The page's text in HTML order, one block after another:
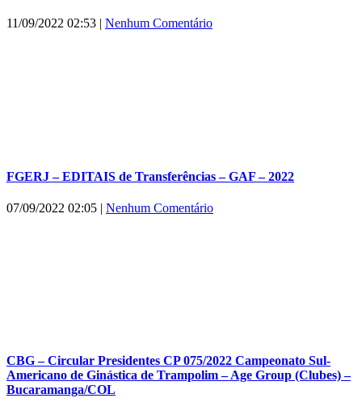
11/09/2022 02:53 Nenhum Comentário
FGERJ – EDITAIS de Transferências – GAF – 2022
07/09/2022 02:05 | Nenhum Comentário
CBG – Circular Presidentes CP 075/2022 Campeonato Sul-
Americano de Ginástica de Trampolim – Age Group (Clubes) –
Bucaramanga/COL